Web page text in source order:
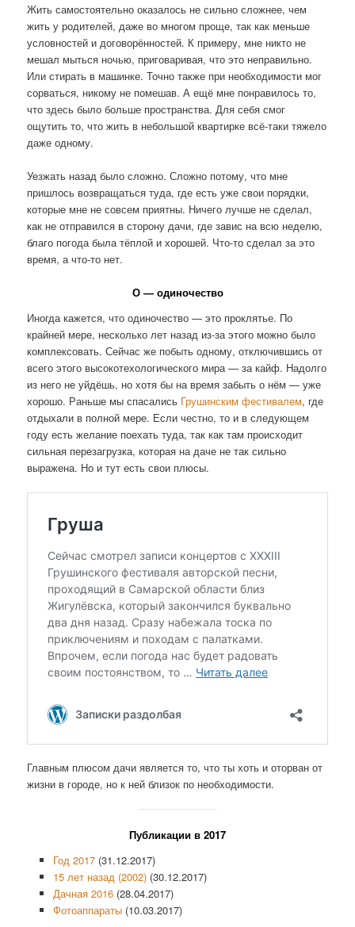
Жить самостоятельно оказалось не сильно сложнее, чем
жить у родителей, даже во многом проще, так как меньше
условностей и договорённостей. К примеру, мне никто не
мешал мыться ночью, приговаривая, что это неправильно.
Или стирать в машинке. Точно также при необходимости мог
сорваться, никому не помешав. А ещё мне понравилось то,
что здесь было больше пространства. Для себя смог
ощутить то, что жить в небольшой квартирке всё-таки тяжело
даже одному.
Уезжать назад было сложно. Сложно потому, что мне
пришлось возвращаться туда, где есть уже свои порядки,
которые мне не совсем приятны. Ничего лучше не сделал,
как не отправился в сторону дачи, где завис на всю неделю,
благо погода была тёплой и хорошей. Что-то сделал за это
время, а что-то нет.
О — одиночество
Иногда кажется, что одиночество — это проклятье. По
крайней мере, несколько лет назад из-за этого можно было
комплексовать. Сейчас же побыть одному, отключившись от
всего этого высокотехологического мира — за кайф. Надолго
из него не уйдёшь, но хотя бы на время забыть о нём — уже
хорошо. Раньше мы спасались Грушинским фестивалем, где
отдыхали в полной мере. Если честно, то и в следующем
году есть желание поехать туда, так как там происходит
сильная перезагрузка, которая на даче не так сильно
выражена. Но и тут есть свои плюсы.
Главным плюсом дачи является то, что ты хоть и оторван от
жизни в городе, но к ней близок по необходимости.
Публикации в 2017
Год 2017(31.12.2017)
15 лет назад (2002)(30.12.2017)
Дачная 2016(28.04.2017)
Фотоаппараты(10.03.2017)